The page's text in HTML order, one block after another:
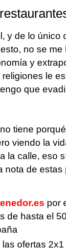
y de lo
no se
y
le
que
tiene
viendo la
la calle, eso
nota de
por
de hasta el
ofertas